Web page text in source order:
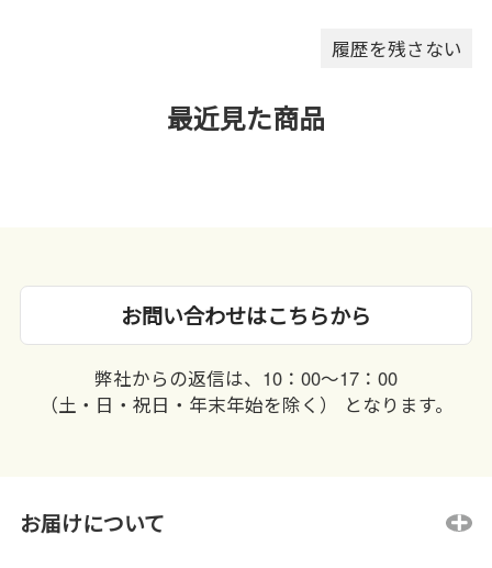
履歴を残さない
最近見た商品
お問い合わせはこちらから
弊社からの返信は、10：00〜17：00
（土・日・祝日・年末年始を除く） となります。
お届けについて